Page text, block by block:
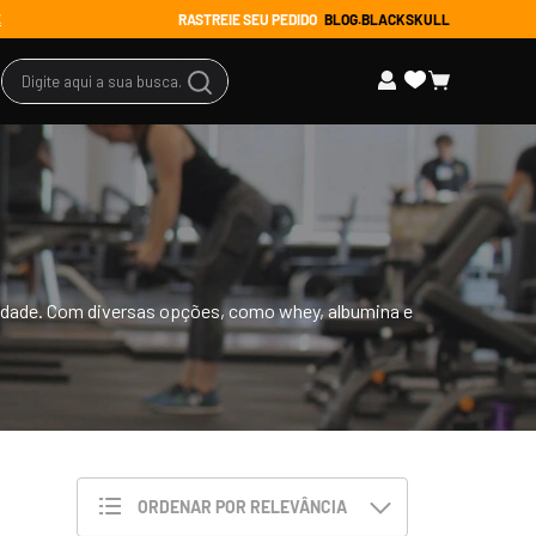
RASTREIE SEU PEDIDO BLOG.BLACKSKULL
Digite aqui a sua busca...
Com diversas opções, como whey, albumina e
ORDENAR POR RELEVÂNCIA